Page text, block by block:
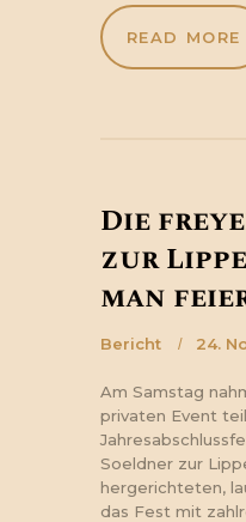
READ MORE
Die
zur
man
Bericht 24.
Am Samstag
privaten Event
Soeldner zur
hergerichteten,
das Fest mit